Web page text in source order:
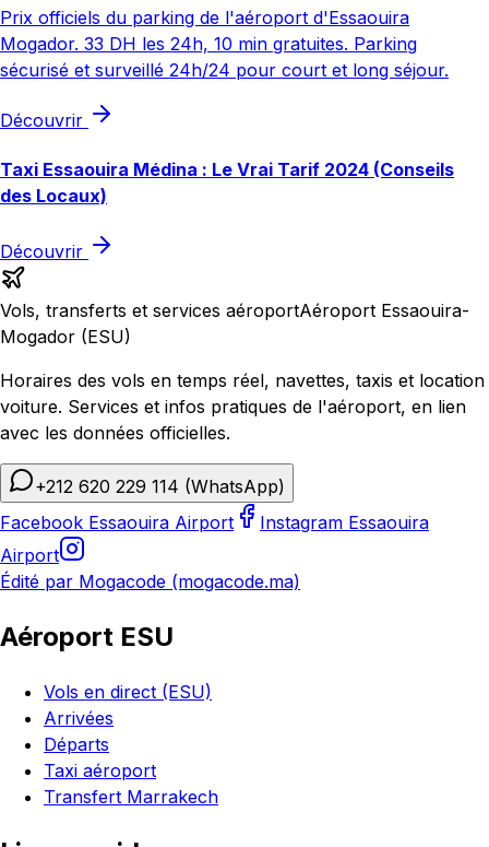
Prix officiels du parking de l'aéroport d'Essaouira
Mogador. 33 DH les 24h, 10 min gratuites. Parking
sécurisé et surveillé 24h/24 pour court et long séjour.
Découvrir
Taxi Essaouira Médina : Le Vrai Tarif 2024 (Conseils
des Locaux)
Découvrir
Vols, transferts et services aéroportAéroport Essaouira-
Mogador (ESU)
Horaires des vols en temps réel, navettes, taxis et location
voiture. Services et infos pratiques de l'aéroport, en lien
avec les données officielles.
+212 620 229 114 (WhatsApp)
Facebook Essaouira Airport
Instagram Essaouira
Airport
Édité par Mogacode (mogacode.ma)
Aéroport ESU
Vols en direct (ESU)
Arrivées
Départs
Taxi aéroport
Transfert Marrakech